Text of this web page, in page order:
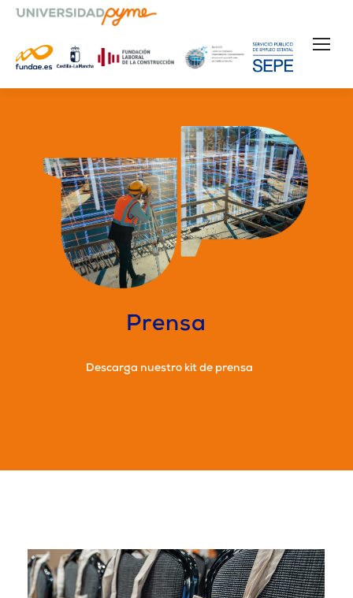
Descarga nuestro kit de prensa
Prensa